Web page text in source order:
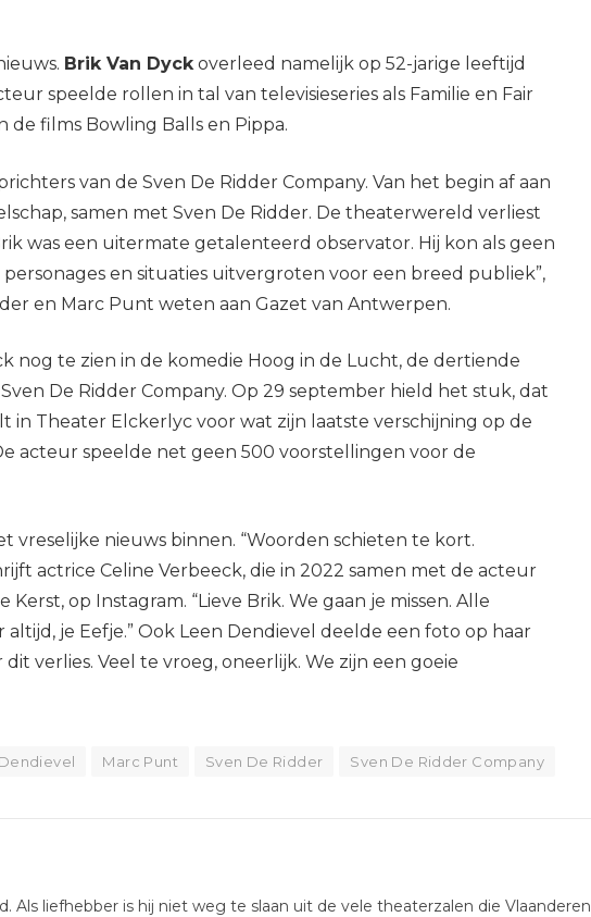
Brik Van Dyckoverleed namelijk op 52-jarige leeftijd
speelde rollen in tal van televisieseries als Familie en Fair
de films Bowling Balls en Pippa.
van de Sven De Ridder Company. Van het begin af aan
samen met Sven De Ridder. De theaterwereld verliest
was een uitermate getalenteerd observator. Hij kon als geen
personages en situaties uitvergroten voor een breed publiek”,
en Marc Punt weten aan Gazet van Antwerpen.
nog te zien in de komedie Hoog in de Lucht, de dertiende
De Ridder Company. Op 29 september hield het stuk, dat
in Theater Elckerlyc voor wat zijn laatste verschijning op de
acteur speelde net geen 500 voorstellingen voor de
vreselijke nieuws binnen. “Woorden schieten te kort.
actrice Celine Verbeeck, die in 2022 samen met de acteur
op Instagram. “Lieve Brik. We gaan je missen. Alle
je Eefje.” Ook Leen Dendievel deelde een foto op haar
verlies. Veel te vroeg, oneerlijk. We zijn een goeie
Marc Punt Sven De Ridder Sven De Ridder Company
Als liefhebber is hij niet weg te slaan uit de vele theaterzalen die Vlaanderen